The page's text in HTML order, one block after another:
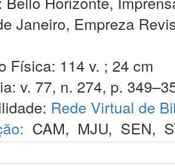
Janeiro, Empreza
Física: 114 v. ; 24 cm
v. 77, n. 274, p.
Rede Virtual de
CAM, MJU, SEN,